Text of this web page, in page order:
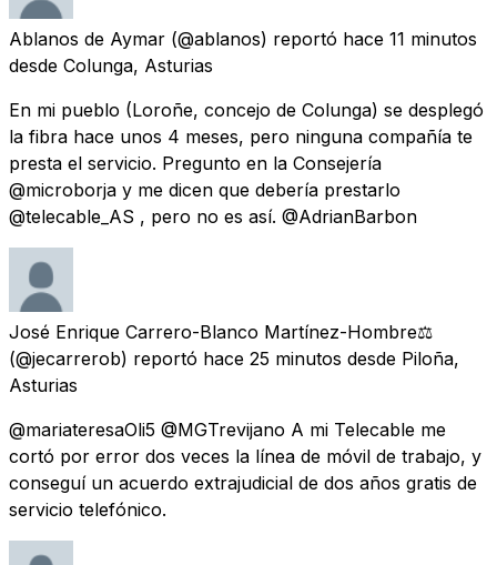
Ablanos de Aymar (@ablanos) reportó hace 11 minutos
desde Colunga, Asturias
En mi pueblo (Loroñe, concejo de Colunga) se desplegó
la fibra hace unos 4 meses, pero ninguna compañía te
presta el servicio. Pregunto en la Consejería
@microborja y me dicen que debería prestarlo
@telecable_AS , pero no es así. @AdrianBarbon
José Enrique Carrero-Blanco Martínez-Hombre⚖️
(@jecarrerob) reportó hace 25 minutos desde Piloña,
Asturias
@mariateresaOli5 @MGTrevijano A mi Telecable me
cortó por error dos veces la línea de móvil de trabajo, y
conseguí un acuerdo extrajudicial de dos años gratis de
servicio telefónico.